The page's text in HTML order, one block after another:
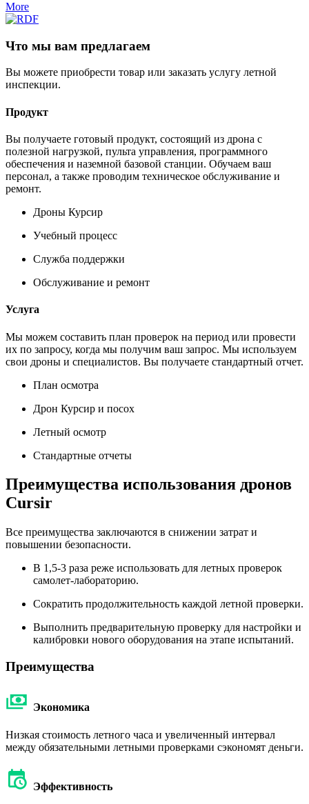
More
Что мы вам предлагаем
Вы можете приобрести товар или заказать услугу летной
инспекции.
Продукт
Вы получаете готовый продукт, состоящий из дрона с
полезной нагрузкой, пульта управления, программного
обеспечения и наземной базовой станции. Обучаем ваш
персонал, а также проводим техническое обслуживание и
ремонт.
Дроны Курсир
Учебный процесс
Служба поддержки
Обслуживание и ремонт
Услуга
Мы можем составить план проверок на период или провести
их по запросу, когда мы получим ваш запрос. Мы используем
свои дроны и специалистов. Вы получаете стандартный отчет.
План осмотра
Дрон Курсир и посох
Летный осмотр
Стандартные отчеты
Преимущества использования дронов
Cursir
Все преимущества заключаются в снижении затрат и
повышении безопасности.
В 1,5-3 раза реже использовать для летных проверок
самолет-лабораторию.
Сократить продолжительность каждой летной проверки.
Выполнить предварительную проверку для настройки и
калибровки нового оборудования на этапе испытаний.
Преимущества
Экономика
Низкая стоимость летного часа и увеличенный интервал
между обязательными летными проверками сэкономят деньги.
Эффективность